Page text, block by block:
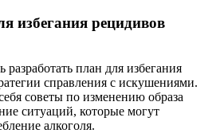
избегания рецидивов
план для избегания
справления с искушениями.
советы по изменению образа
ситуаций, которые могут
алкоголя.